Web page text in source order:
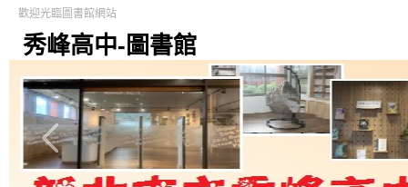
秀峰高中-圖書館
歡迎光臨圖書館網站